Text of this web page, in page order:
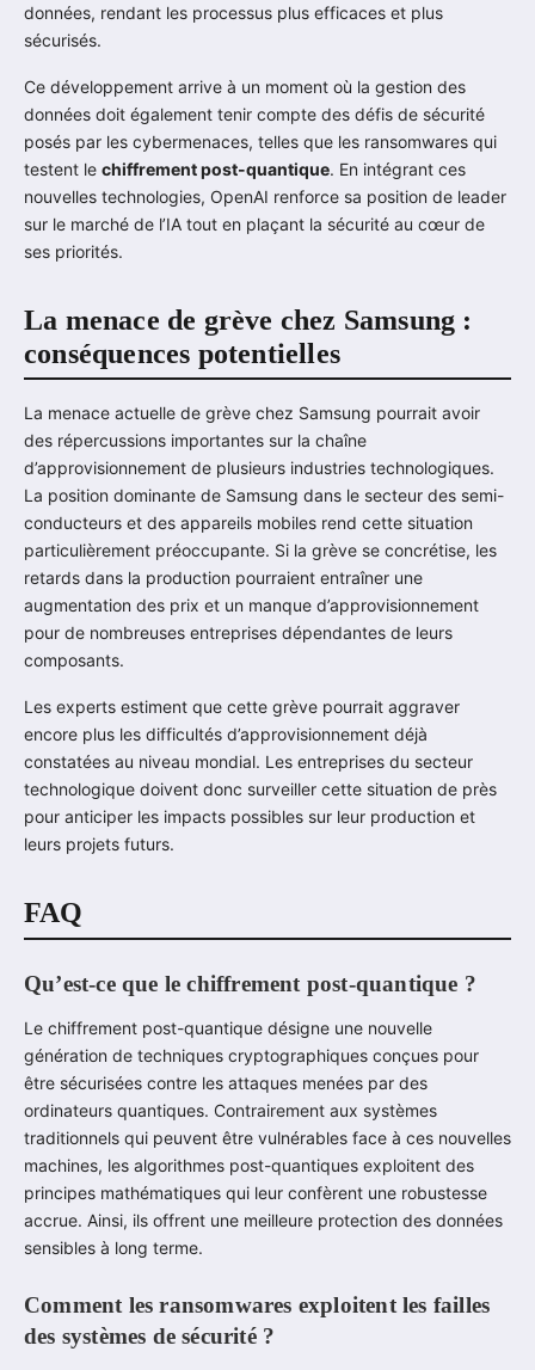
données, rendant les processus plus efficaces et plus
sécurisés.
Ce développement arrive à un moment où la gestion des
données doit également tenir compte des défis de sécurité
posés par les cybermenaces, telles que les ransomwares qui
testent le chiffrement post-quantique. En intégrant ces
nouvelles technologies, OpenAI renforce sa position de leader
sur le marché de l’IA tout en plaçant la sécurité au cœur de
ses priorités.
La menace de grève chez Samsung :
conséquences potentielles
La menace actuelle de grève chez Samsung pourrait avoir
des répercussions importantes sur la chaîne
d’approvisionnement de plusieurs industries technologiques.
La position dominante de Samsung dans le secteur des semi-
conducteurs et des appareils mobiles rend cette situation
particulièrement préoccupante. Si la grève se concrétise, les
retards dans la production pourraient entraîner une
augmentation des prix et un manque d’approvisionnement
pour de nombreuses entreprises dépendantes de leurs
composants.
Les experts estiment que cette grève pourrait aggraver
encore plus les difficultés d’approvisionnement déjà
constatées au niveau mondial. Les entreprises du secteur
technologique doivent donc surveiller cette situation de près
pour anticiper les impacts possibles sur leur production et
leurs projets futurs.
FAQ
Qu’est-ce que le chiffrement post-quantique ?
Le chiffrement post-quantique désigne une nouvelle
génération de techniques cryptographiques conçues pour
être sécurisées contre les attaques menées par des
ordinateurs quantiques. Contrairement aux systèmes
traditionnels qui peuvent être vulnérables face à ces nouvelles
machines, les algorithmes post-quantiques exploitent des
principes mathématiques qui leur confèrent une robustesse
accrue. Ainsi, ils offrent une meilleure protection des données
sensibles à long terme.
Comment les ransomwares exploitent les failles
des systèmes de sécurité ?